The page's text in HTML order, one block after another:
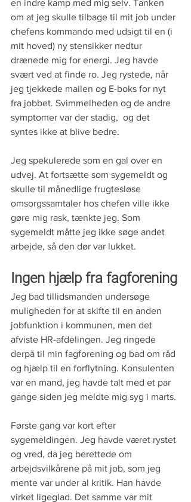
en indre kamp med mig selv. Tanken
om at jeg skulle tilbage til mit job under
chefens kommando med udsigt til en (i
mit hoved) ny stensikker nedtur
drænede mig for energi. Jeg havde
svært ved at finde ro. Jeg rystede, når
jeg tjekkede mailen og E-boks for nyt
fra jobbet. Svimmelheden og de andre
symptomer var der stadig,  og det
syntes ikke at blive bedre.
Jeg spekulerede som en gal over en
udvej. At fortsætte som sygemeldt og
skulle til månedlige frugtesløse
omsorgssamtaler hos chefen ville ikke
gøre mig rask, tænkte jeg. Som
sygemeldt måtte jeg ikke søge andet
arbejde, så den dør var lukket.
Ingen hjælp fra fagforening
Jeg bad tillidsmanden undersøge
muligheden for at skifte til en anden
jobfunktion i kommunen, men det
afviste HR-afdelingen. Jeg ringede
derpå til min fagforening og bad om råd
og hjælp til en forflytning. Konsulenten
var en mand, jeg havde talt med et par
gange siden jeg meldte mig syg i marts.
Første gang var kort efter
sygemeldingen. Jeg havde været rystet
og vred, da jeg berettede om
arbejdsvilkårene på mit job, som jeg
mente var under al kritik. Han havde
virket ligeglad. Det samme var mit